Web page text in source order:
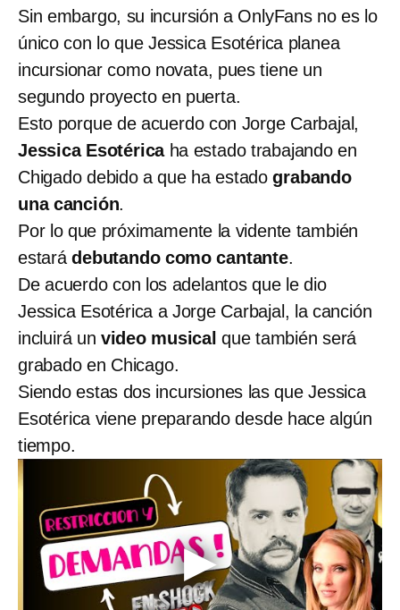
Sin embargo, su incursión a OnlyFans no es lo
único con lo que Jessica Esotérica planea
incursionar como novata, pues tiene un
segundo proyecto en puerta.
Esto porque de acuerdo con Jorge Carbajal,
Jessica Esotéricaha estado trabajando en
Chigado debido a que ha estadograbando
una canción.
Por lo que próximamente la vidente también
estarádebutando como cantante.
De acuerdo con los adelantos que le dio
Jessica Esotérica a Jorge Carbajal, la canción
incluirá un video musicalque también será
grabado en Chicago.
Siendo estas dos incursiones las que Jessica
Esotérica viene preparando desde hace algún
tiempo.